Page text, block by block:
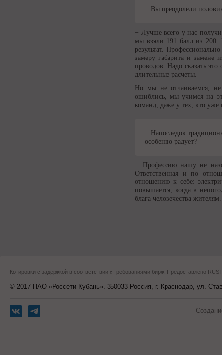
− Вы преодолели
− Лучше всего у нас
мы взяли 191 балл из 200.
результат.
замеру габарита и замене
проводов. Надо сказать
длительные расчеты.
Но мы не отчаиваемся,
ошиблись, мы учимся на
команд, даже у тех, кто
− Напоследок
особенно радует?
− Профессию нашу не
Ответственная и по
отношению к себе:
повышается, когда в
блага человечества
Котировки с задержкой в соответствии с требованиями бирж. Предоставлено
© 2017 ПАО «Россети Кубань». 350033 Россия, г. Краснодар, ул.